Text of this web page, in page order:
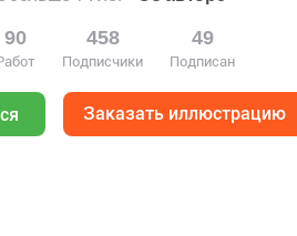
90 458
Подписчики
49
Подписан
Заказать иллюстрацию